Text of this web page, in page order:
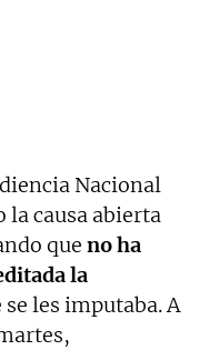
Nacional
la causa abierta
que no ha
la
se les imputaba. A